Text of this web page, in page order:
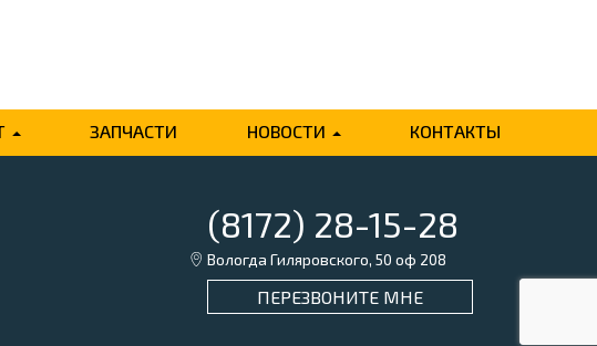
ЗАПЧАСТИ НОВОСТИ КОНТАКТЫ
(8172) 28-15-28
Вологда Гиляровского, 50 оф 208
ПЕРЕЗВОНИТЕ МНЕ